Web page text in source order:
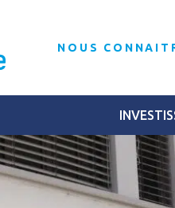
NOUS